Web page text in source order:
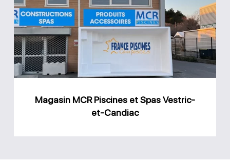
Piscines
et
Spas
Vestric-
et-
Magasin MCR Piscines et Spas Vestric-
et-Candiac